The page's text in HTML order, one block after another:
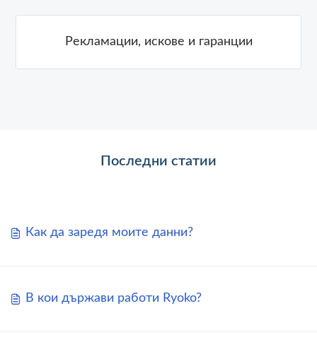
Рекламации, искове и гаранции
Последни статии
Как да заредя моите данни?
В кои държави работи Ryoko?